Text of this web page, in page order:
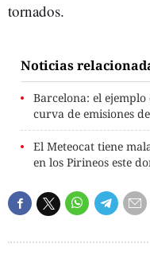
tornados.
Noticias
Barcelona: el
curva de emisiones
El Meteocat tiene
en los Pirineos este